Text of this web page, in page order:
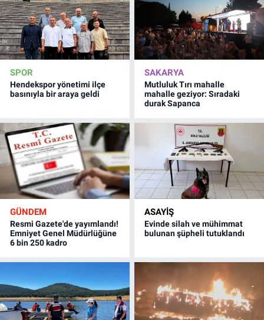
SPOR
Hendekspor yönetimi ilçe
basınıyla bir araya geldi
SAKARYA
Mutluluk Tırı mahalle
mahalle geziyor: Sıradaki
durak Sapanca
GÜNDEM
Resmi Gazete'de yayımlandı!
Emniyet Genel Müdürlüğüne
6 bin 250 kadro
ASAYİŞ
Evinde silah ve mühimmat
bulunan şüpheli tutuklandı